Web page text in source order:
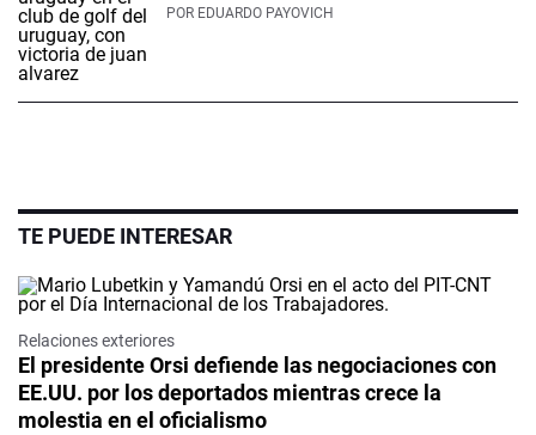
POR EDUARDO PAYOVICH
TE PUEDE INTERESAR
Relaciones exteriores
El presidente Orsi defiende las negociaciones con
EE.UU. por los deportados mientras crece la
molestia en el oficialismo